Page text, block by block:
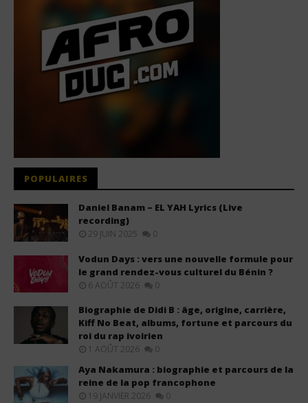
POPULAIRES
Daniel Banam – EL YAH Lyrics (Live
recording)
29 JUIN 2025 0
Vodun Days : vers une nouvelle formule pour
le grand rendez-vous culturel du Bénin ?
6 AOÛT 2026 0
Biographie de Didi B : âge, origine, carrière,
Kiff No Beat, albums, fortune et parcours du
roi du rap ivoirien
1 AOÛT 2026 0
Aya Nakamura : biographie et parcours de la
reine de la pop francophone
19 JANVIER 2026 0